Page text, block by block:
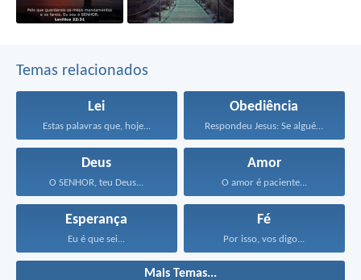
Temas relacionados
Lei
Estas palavras que, hoje...
Obediência
Respondeu Jesus: Se alguém...
Deus
O SENHOR, teu Deus...
Amor
O amor é paciente...
Esperança
Eu é que sei...
Fé
Por isso, vos digo...
Mais Temas...